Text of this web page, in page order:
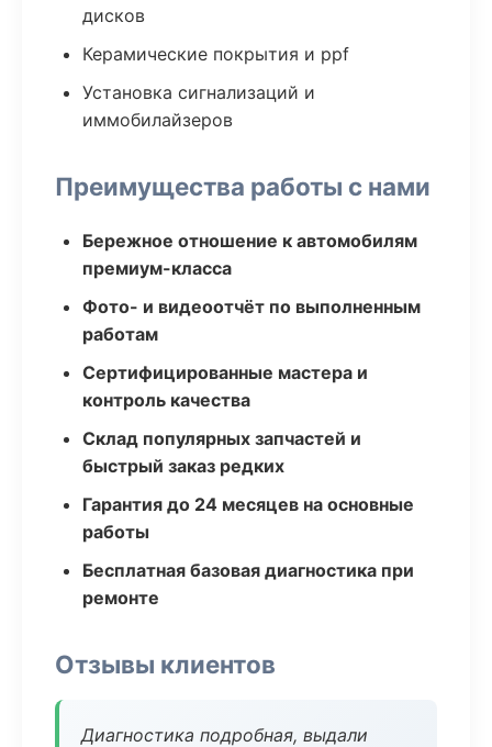
дисков
Керамические покрытия и ppf
Установка сигнализаций и
иммобилайзеров
Преимущества работы с нами
Бережное отношение к автомобилям
премиум-класса
Фото- и видеоотчёт по выполненным
работам
Сертифицированные мастера и
контроль качества
Склад популярных запчастей и
быстрый заказ редких
Гарантия до 24 месяцев на основные
работы
Бесплатная базовая диагностика при
ремонте
Отзывы клиентов
Диагностика подробная, выдали